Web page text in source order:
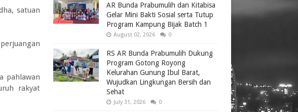
satuan
pahlawan
rakyat
AR Bunda Prabumulih dan Kitabisa
Gelar Mini Bakti Sosial serta Tutup
Program Kampung Bijak Batch 1
August 02, 2026 0
RS AR Bunda Prabumulih Dukung
Program Gotong Royong
Kelurahan Gunung Ibul Barat,
Wujudkan Lingkungan Bersih dan
Sehat
July 31, 2026 0